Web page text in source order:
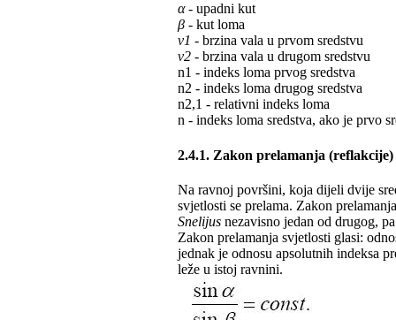
α- upadni kut
β - kut loma
v1 - brzina vala u prvom sredstvu
v2 - brzina vala u drugom sredstvu
n1 - indeks loma prvog sredstva
n2 - indeks loma drugog sredstva
n2,1 - relativni indeks loma
n - indeks loma sredstva, ako je prvo
2.4.1. Zakon prelamanja
Na ravnoj površini, koja dijeli dvije
svjetlosti se prelama. Zakon
Snelijus nezavisno jedan od drugog,
Zakon prelamanja svjetlosti glasi:
jednak je odnosu apsolutnih indeksa
leže u istoj ravnini.